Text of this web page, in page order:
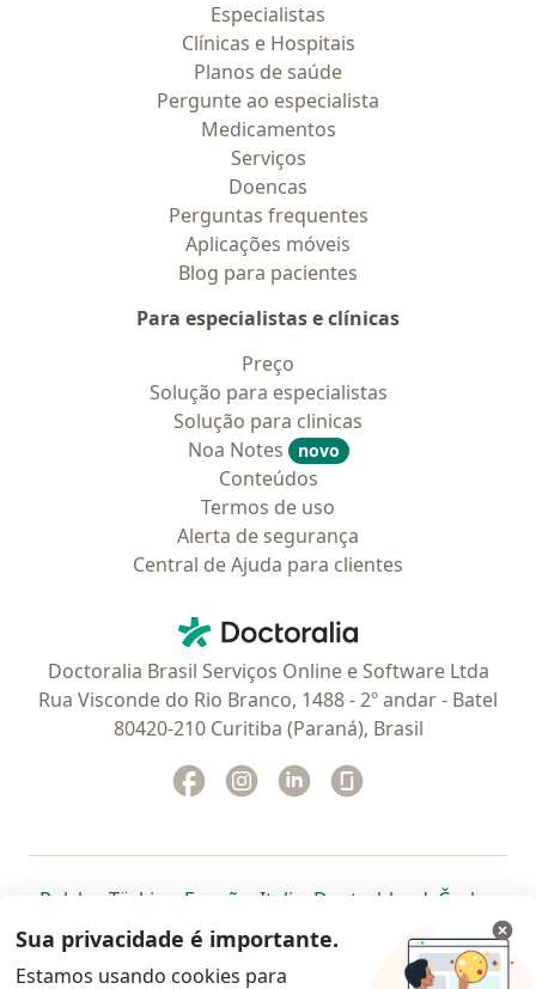
Especialistas
Clínicas e Hospitais
Planos de saúde
Pergunte ao especialista
Medicamentos
Serviços
Doencas
Perguntas frequentes
Aplicações móveis
Blog para pacientes
Para especialistas e clínicas
Preço
Solução para especialistas
Solução para clinicas
Noa Notes
novo
Conteúdos
Termos de uso
Alerta de segurança
Central de Ajuda para clientes
Doctoralia - Homepage
Doctoralia Brasil Serviços Online e Software Ltda
Rua Visconde do Rio Branco, 1488 - 2º andar - Batel
80420-210 Curitiba (Paraná), Brasil
Facebook
abre num novo separador
Instagram
abre num novo separador
Linkedin
abre num novo
Polska abre num novo separador
Türkiye abre num novo separador
España abre num novo separador
Italia abre num novo
Deutschlandabre num
Česko
Portugal abre num novo separador
, México abre num novo separador
, abre num novo separador
Brasil abre num novoabre num
abre
Colombia abre num novo
Sua privacidade é importante.
Estamos usando cookies para